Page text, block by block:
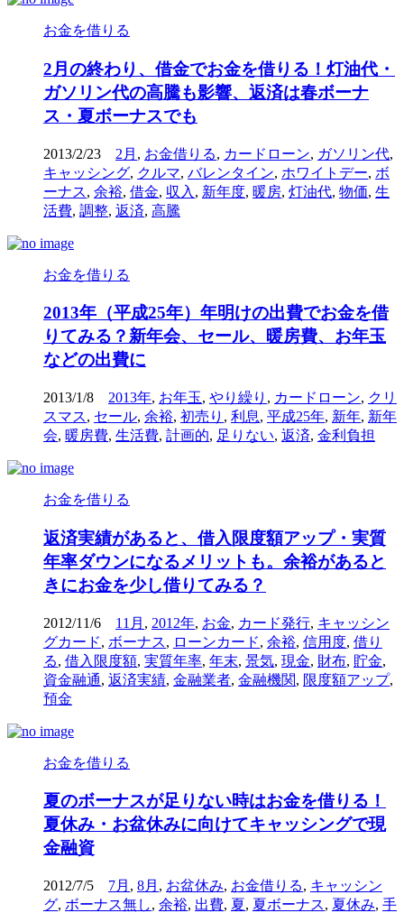
お金を借りる
2月の終わり、借金でお金を借りる！灯油代・
ガソリン代の高騰も影響、返済は春ボーナ
ス・夏ボーナスでも
2013/2/23 2月 , お金借りる, カードローン, ガソリン代,
キャッシング, クルマ, バレンタイン, ホワイトデー, ボ
ーナス, 余裕, 借金, 収入 , 新年度, 暖房, 灯油代, 物価, 生
活費, 調整, 返済, 高騰
お金を借りる
2013年（平成25年）年明けの出費でお金を借
りてみる？新年会、セール、暖房費、お年玉
などの出費に
2013/1/8 2013年, お年玉, やり繰り , カードローン, クリ
スマス, セール, 余裕, 初売り , 利息, 平成25年, 新年, 新年
会, 暖房費, 生活費, 計画的, 足りない, 返済, 金利負担
お金を借りる
返済実績があると、借入限度額アップ・実質
年率ダウンになるメリットも。余裕があると
きにお金を少し借りてみる？
2012/11/6 11月 , 2012年, お金, カード発行, キャッシン
グカード, ボーナス, ローンカード, 余裕, 信用度, 借り
る, 借入限度額, 実質年率, 年末, 景気, 現金, 財布, 貯金,
資金融通, 返済実績, 金融業者, 金融機関, 限度額アップ,
預金
お金を借りる
夏のボーナスが足りない時はお金を借りる！
夏休み・お盆休みに向けてキャッシングで現
金融資
2012/7/5 7月 , 8月 , お盆休み, お金借りる, キャッシン
グ, ボーナス無し, 余裕, 出費, 夏, 夏ボーナス, 夏休み, 手